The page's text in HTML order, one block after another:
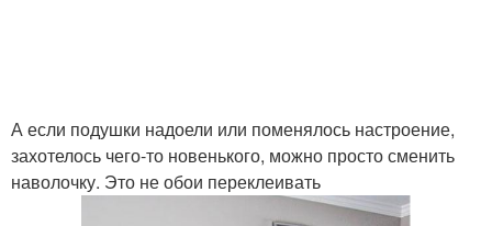
А если подушки надоели или поменялось настроение,
захотелось чего-то новенького, можно просто сменить
наволочку. Это не обои переклеивать